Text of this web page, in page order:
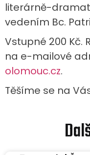
literárně-
vedením Bc.
Vstupné 200 Kč.
na e-mailové
olomouc.cz.
Těšíme se na